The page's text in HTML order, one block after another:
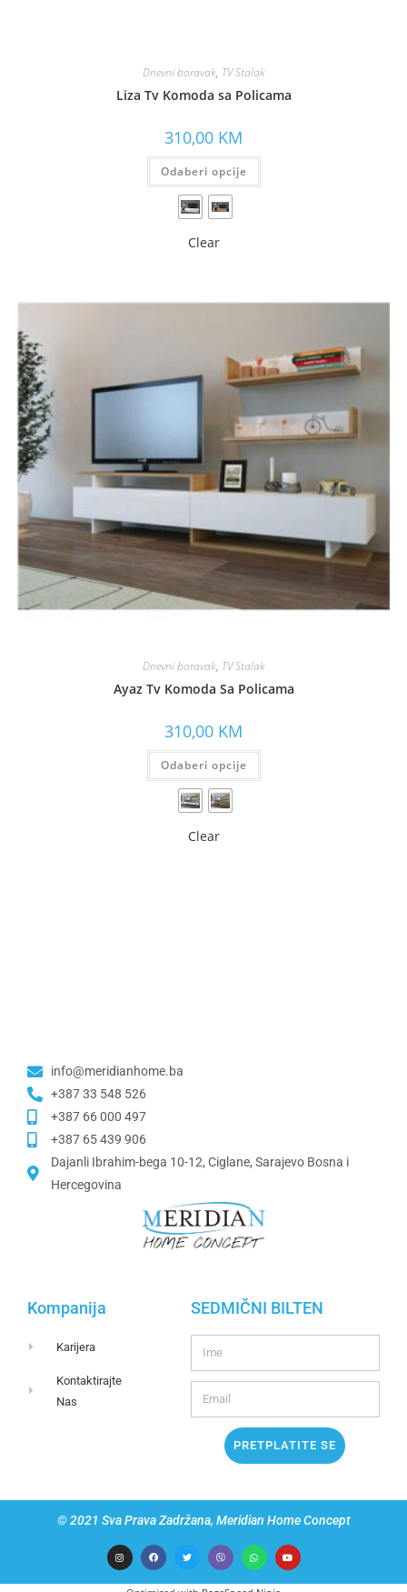
Dnevni boravak, TV Stalak
Liza Tv Komoda sa Policama
310,00 KM
Odaberi opcije
Clear
Dnevni boravak, TV Stalak
Ayaz Tv Komoda Sa Policama
310,00 KM
Odaberi opcije
Clear
info@meridianhome.ba
+387 33 548 526
+387 66 000 497
+387 65 439 906
Dajanli Ibrahim-bega 10-12, Ciglane, Sarajevo Bosna i
Hercegovina​
Kompanija
Karijera
Kontaktirajte
Nas
SEDMIČNI BILTEN
PRETPLATITE SE
© 2021 Sva Prava Zadržana, Meridian Home Concept